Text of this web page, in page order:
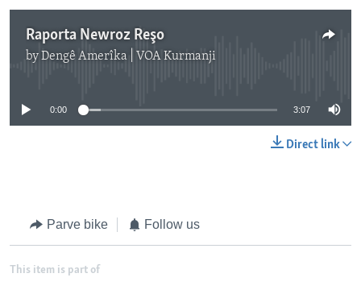
Raporta Newroz Reşo
byDengê Amerîka | VOA Kurmanji
No media source currently available
0:00 3:07
Direct link
Parve bike Follow us
This item is part of